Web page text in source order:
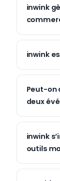
inwink
inwink
Peut-on
deux
inwink
outils